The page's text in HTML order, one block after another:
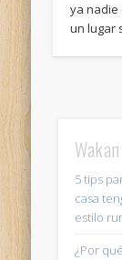
ya nadie
un lugar
5 tips
casa
estilo
¿Por